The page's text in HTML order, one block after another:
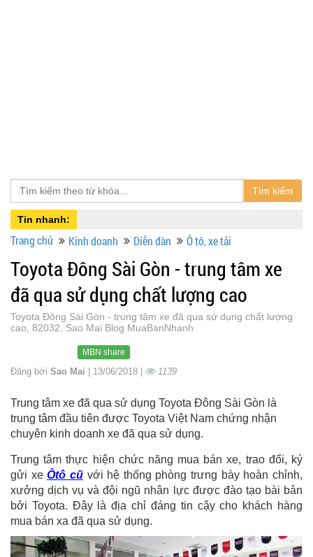
Tìm kiếm
Tin nhanh:
Trang chủ Kinh doanh Diễn đàn Ô tô, xe tải
Toyota Đông Sài Gòn - trung tâm xe
đã qua sử dụng chất lượng cao
Toyota Đông Sài Gòn - trung tâm xe đã qua sử dụng chất lượng
cao, 82032, Sao Mai Blog MuaBanNhanh
MBN share
Đăng bởi Sao Mai | 13/06/2018 | 1139
Trung tâm xe đã qua sử dụng Toyota Đông Sài Gòn là
trung tâm đầu tiên được Toyota Việt Nam chứng nhận
chuyên kinh doanh xe đã qua sử dụng.
Trung tâm thực hiện chức năng mua bán xe, trao đổi, ký
gửi xeÔtô cũvới hệ thống phòng trưng bày hoàn chỉnh,
xưởng dịch vụ và đội ngũ nhân lực được đào tạo bài bản
bởi Toyota. Đây là địa chỉ đáng tin cậy cho khách hàng
mua bán xa đã qua sử dụng.